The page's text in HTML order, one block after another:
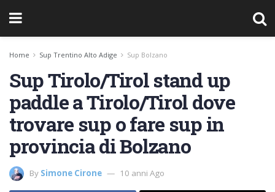
Home Sup Trentino Alto Adige Sup Bolzano
Sup Tirolo/Tirol stand up
paddle a Tirolo/Tirol dove
trovare sup o fare sup in
provincia di Bolzano
By Simone Cirone 10 anni Ago